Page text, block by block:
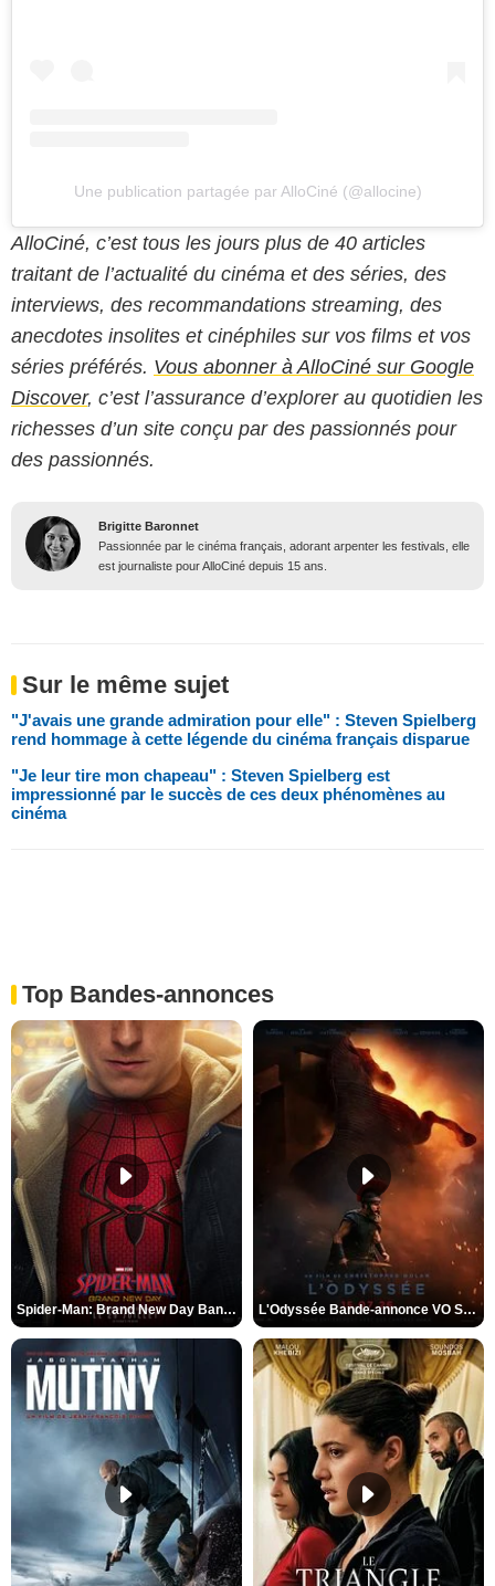
Une publication partagée par AlloCiné (@allocine)
AlloCiné, c’est tous les jours plus de 40 articles
traitant de l’actualité du cinéma et des séries, des
interviews, des recommandations streaming, des
anecdotes insolites et cinéphiles sur vos films et vos
séries préférés. Vous abonner à AlloCiné sur Google
Discover, c’est l’assurance d’explorer au quotidien les
richesses d’un site conçu par des passionnés pour
des passionnés.
Brigitte Baronnet
Passionnée par le cinéma français, adorant arpenter les festivals, elle
est journaliste pour AlloCiné depuis 15 ans.
Sur le même sujet
"J'avais une grande admiration pour elle" : Steven Spielberg
rend hommage à cette légende du cinéma français disparue
"Je leur tire mon chapeau" : Steven Spielberg est
impressionné par le succès de ces deux phénomènes au
cinéma
Top Bandes-annonces
Spider-Man: Brand New Day Bande-annonce VO STFR L'Odyssée Bande-annonce VO STFR